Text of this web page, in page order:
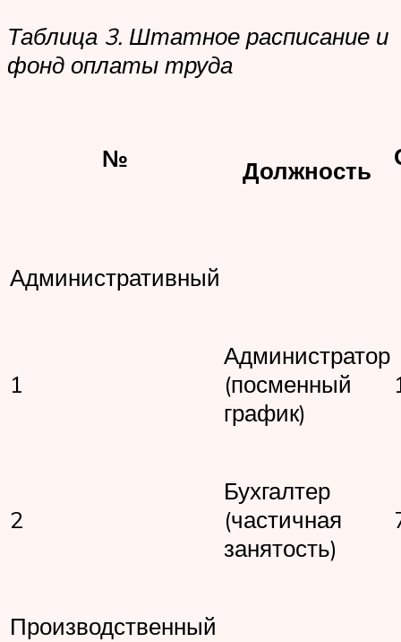
Таблица 3. Штатное расписание и
фонд оплаты труда
№ Должность
Административный
1
Администратор
(посменный
график)
2
Бухгалтер
(частичная
занятость)
Производственный